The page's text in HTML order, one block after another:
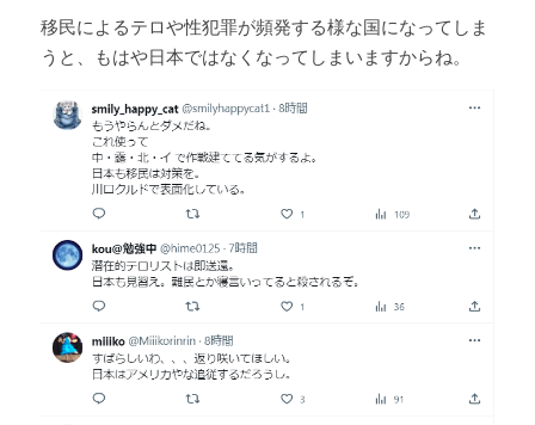
移民によるテロや性犯罪が頻発する様な国になってしま
うと、もはや日本ではなくなってしまいますからね。